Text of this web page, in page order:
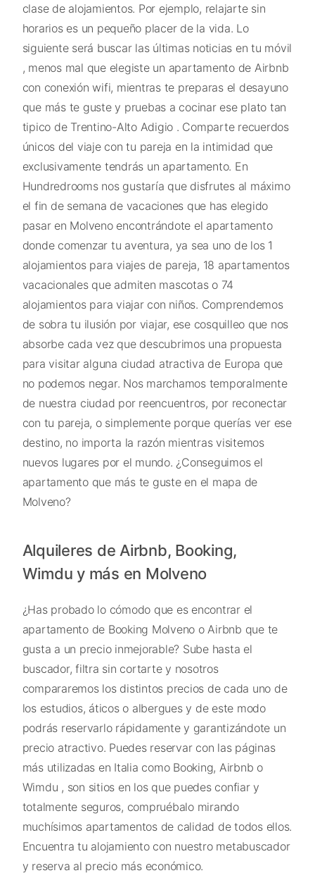
clase de alojamientos. Por ejemplo, relajarte sin
horarios es un pequeño placer de la vida. Lo
siguiente será buscar las últimas noticias en tu móvil
, menos mal que elegiste un apartamento de Airbnb
con conexión wifi, mientras te preparas el desayuno
que más te guste y pruebas a cocinar ese plato tan
tipico de Trentino-Alto Adigio . Comparte recuerdos
únicos del viaje con tu pareja en la intimidad que
exclusivamente tendrás un apartamento. En
Hundredrooms nos gustaría que disfrutes al máximo
el fin de semana de vacaciones que has elegido
pasar en Molveno encontrándote el apartamento
donde comenzar tu aventura, ya sea uno de los 1
alojamientos para viajes de pareja, 18 apartamentos
vacacionales que admiten mascotas o 74
alojamientos para viajar con niños. Comprendemos
de sobra tu ilusión por viajar, ese cosquilleo que nos
absorbe cada vez que descubrimos una propuesta
para visitar alguna ciudad atractiva de Europa que
no podemos negar. Nos marchamos temporalmente
de nuestra ciudad por reencuentros, por reconectar
con tu pareja, o simplemente porque querías ver ese
destino, no importa la razón mientras visitemos
nuevos lugares por el mundo. ¿Conseguimos el
apartamento que más te guste en el mapa de
Molveno?
Alquileres de Airbnb, Booking,
Wimdu y más en Molveno
¿Has probado lo cómodo que es encontrar el
apartamento de Booking Molveno o Airbnb que te
gusta a un precio inmejorable? Sube hasta el
buscador, filtra sin cortarte y nosotros
compararemos los distintos precios de cada uno de
los estudios, áticos o albergues y de este modo
podrás reservarlo rápidamente y garantizándote un
precio atractivo. Puedes reservar con las páginas
más utilizadas en Italia como Booking, Airbnb o
Wimdu , son sitios en los que puedes confiar y
totalmente seguros, compruébalo mirando
muchísimos apartamentos de calidad de todos ellos.
Encuentra tu alojamiento con nuestro metabuscador
y reserva al precio más económico.